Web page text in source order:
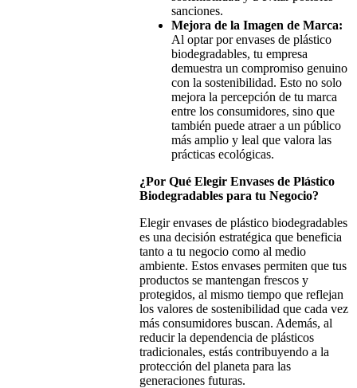
sanciones.
Mejora de la Imagen de Marca:
Al optar por envases de plástico
biodegradables, tu empresa
demuestra un compromiso genuino
con la sostenibilidad. Esto no solo
mejora la percepción de tu marca
entre los consumidores, sino que
también puede atraer a un público
más amplio y leal que valora las
prácticas ecológicas.
¿Por Qué Elegir Envases de Plástico
Biodegradables para tu Negocio?
Elegir envases de plástico biodegradables
es una decisión estratégica que beneficia
tanto a tu negocio como al medio
ambiente. Estos envases permiten que tus
productos se mantengan frescos y
protegidos, al mismo tiempo que reflejan
los valores de sostenibilidad que cada vez
más consumidores buscan. Además, al
reducir la dependencia de plásticos
tradicionales, estás contribuyendo a la
protección del planeta para las
generaciones futuras.